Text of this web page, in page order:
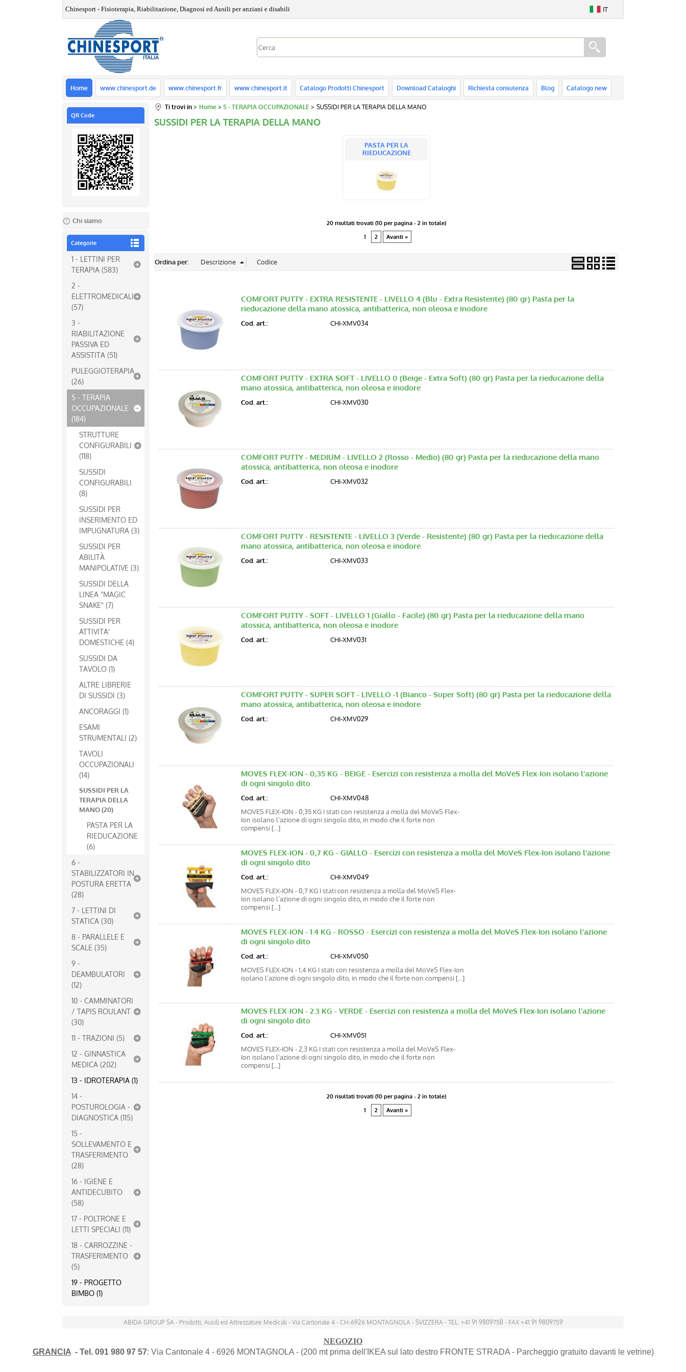
Chinesport - Fisioterapia, Riabilitazione, Diagnosi ed Ausili per anziani e disabili IT
Home www.chinesport.de www.chinesport.fr www.chinesport.it Catalogo Prodotti Chinesport Download Cataloghi Richiesta consulenza Blog Catalogo new
QR Code
Chi siamo
Categorie
1 - LETTINI PER
TERAPIA (583)
2 -
ELETTROMEDICALI
(57)
3 -
RIABILITAZIONE
PASSIVA ED
ASSISTITA (51)
PULEGGIOTERAPIA
(26)
5 - TERAPIA
OCCUPAZIONALE
(184)
STRUTTURE
CONFIGURABILI
(118)
SUSSIDI
CONFIGURABILI
(8)
SUSSIDI PER
INSERIMENTO ED
IMPUGNATURA (3)
SUSSIDI PER
ABILITÀ
MANIPOLATIVE (3)
SUSSIDI DELLA
LINEA "MAGIC
SNAKE" (7)
SUSSIDI PER
ATTIVITA'
DOMESTICHE (4)
SUSSIDI DA
TAVOLO (1)
ALTRE LIBRERIE
DI SUSSIDI (3)
ANCORAGGI (1)
ESAMI
STRUMENTALI (2)
TAVOLI
OCCUPAZIONALI
(14)
SUSSIDI PER LA
TERAPIA DELLA
MANO (20)
PASTA PER LA
RIEDUCAZIONE
(6)
6 -
STABILIZZATORI IN
POSTURA ERETTA
(28)
7 - LETTINI DI
STATICA (30)
8 - PARALLELE E
SCALE (35)
9 -
DEAMBULATORI
(12)
10 - CAMMINATORI
/ TAPIS ROULANT
(30)
11 - TRAZIONI (5)
12 - GINNASTICA
MEDICA (202)
13 - IDROTERAPIA (1)
14 -
POSTUROLOGIA -
DIAGNOSTICA (115)
15 -
SOLLEVAMENTO E
TRASFERIMENTO
(28)
16 - IGIENE E
ANTIDECUBITO
(58)
17 - POLTRONE E
LETTI SPECIALI (11)
18 - CARROZZINE -
TRASFERIMENTO
(5)
19 - PROGETTO
BIMBO (1)
Ti trovi in Home 5 - TERAPIA OCCUPAZIONALE SUSSIDI PER LA TERAPIA DELLA MANO
SUSSIDI PER LA TERAPIA DELLA MANO
PASTA PER LA
RIEDUCAZIONE
20 risultati trovati (10 per pagina - 2 in totale)
1
2 Avanti »
Ordina per:
COMFORT PUTTY - EXTRA RESISTENTE - LIVELLO 4 (Blu - Extra Resistente) (80 gr) Pasta per la
rieducazione della mano atossica, antibatterica, non oleosa e inodore
Cod. art.: CHI-XMV034
COMFORT PUTTY - EXTRA SOFT - LIVELLO 0 (Beige - Extra Soft) (80 gr) Pasta per la rieducazione della
mano atossica, antibatterica, non oleosa e inodore
Cod. art.: CHI-XMV030
COMFORT PUTTY - MEDIUM - LIVELLO 2 (Rosso - Medio) (80 gr) Pasta per la rieducazione della mano
atossica, antibatterica, non oleosa e inodore
Cod. art.: CHI-XMV032
COMFORT PUTTY - RESISTENTE - LIVELLO 3 (Verde - Resistente) (80 gr) Pasta per la rieducazione della
mano atossica, antibatterica, non oleosa e inodore
Cod. art.: CHI-XMV033
COMFORT PUTTY - SOFT - LIVELLO 1 (Giallo - Facile) (80 gr) Pasta per la rieducazione della mano
atossica, antibatterica, non oleosa e inodore
Cod. art.: CHI-XMV031
COMFORT PUTTY - SUPER SOFT - LIVELLO -1 (Bianco - Super Soft) (80 gr) Pasta per la rieducazione della
mano atossica, antibatterica, non oleosa e inodore
Cod. art.: CHI-XMV029
MOVES FLEX-ION - 0,35 KG - BEIGE - Esercizi con resistenza a molla del MoVeS Flex-Ion isolano l’azione
di ogni singolo dito
Cod. art.:
CHI-XMV048
MOVES FLEX-ION - 0,35 KG I stati con resistenza a molla del MoVeS Flex-
Ion isolano l’azione di ogni singolo dito, in modo che il forte non
compensi [...]
MOVES FLEX-ION - 0,7 KG - GIALLO - Esercizi con resistenza a molla del MoVeS Flex-Ion isolano l’azione
di ogni singolo dito
Cod. art.:
CHI-XMV049
MOVES FLEX-ION - 0,7 KG I stati con resistenza a molla del MoVeS Flex-
Ion isolano l’azione di ogni singolo dito, in modo che il forte non
compensi [...]
MOVES FLEX-ION - 1.4 KG - ROSSO - Esercizi con resistenza a molla del MoVeS Flex-Ion isolano l’azione
di ogni singolo dito
Cod. art.:
CHI-XMV050
MOVES FLEX-ION - 1,4 KG I stati con resistenza a molla del MoVeS Flex-Ion
isolano l’azione di ogni singolo dito, in modo che il forte non compensi [...]
MOVES FLEX-ION - 2.3 KG - VERDE - Esercizi con resistenza a molla del MoVeS Flex-Ion isolano l’azione
di ogni singolo dito
Cod. art.:
CHI-XMV051
MOVES FLEX-ION - 2,3 KG I stati con resistenza a molla del MoVeS Flex-
Ion isolano l’azione di ogni singolo dito, in modo che il forte non
compensi [...]
20 risultati trovati (10 per pagina - 2 in totale)
1
2 Avanti »
ABIDA GROUP SA - Prodotti, Ausili ed Attrezzature Medicali - Via Cantonale 4 - CH-6926 MONTAGNOLA - SVIZZERA - TEL. +41 91 9809758 - FAX +41 91 9809759
NEGOZIO
GRANCIA - Tel. 091 980 97 57: Via Cantonale 4 - 6926 MONTAGNOLA - (200 mt prima dell'IKEA sul lato destro FRONTE STRADA - Parcheggio gratuito davanti le vetrine)